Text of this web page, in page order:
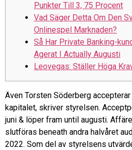
Punkter Till 3, 75 Procent
Vad Säger Detta Om Den
Onlinespel Marknaden?
Så Har Private Banking-
Agerat I Actually Augusti
Leovegas: Ställer Höga
Även Torsten Söderberg
kapitalet, skriver styrelsen.
juni & löper fram until augusti.
slutföras beneath andra halvåret
2022. Som del av styrelsens